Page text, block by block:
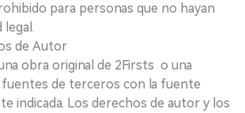
para personas que no hayan
legal.
de Autor
obra original de 2Firsts o una
de terceros con la fuente
indicada. Los derechos de autor y los